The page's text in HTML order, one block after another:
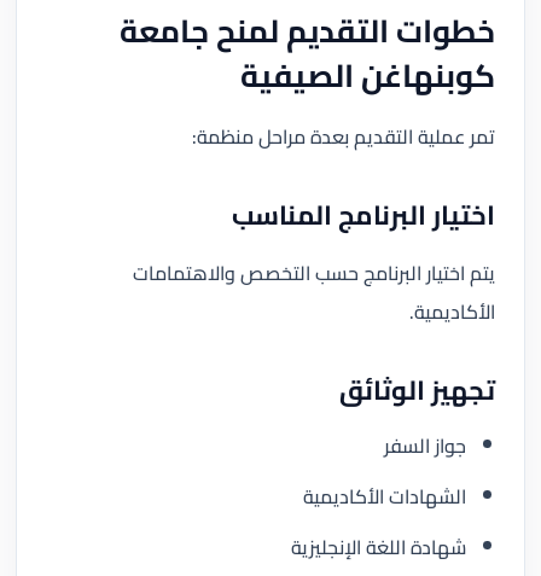
خطوات التقديم لمنح جامعة
كوبنهاغن الصيفية
تمر عملية التقديم بعدة مراحل منظمة:
اختيار البرنامج المناسب
يتم اختيار البرنامج حسب التخصص والاهتمامات
الأكاديمية.
تجهيز الوثائق
جواز السفر
الشهادات الأكاديمية
شهادة اللغة الإنجليزية